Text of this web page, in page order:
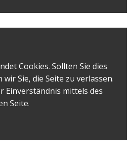
Cookies. Sollten Sie dies
Sie, die Seite zu verlassen.
Einverständnis mittels des
Seite.